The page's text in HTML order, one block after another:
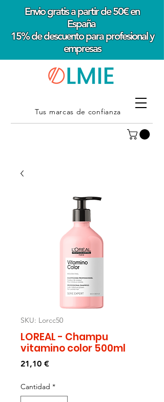
Envio gratis a partir de 50€ en
España
15% de descuento para profesional y
empresas
Tus marcas de confianza
SKU: Lorcc50
LOREAL - Champu
vitamino color 500ml
21,10 €Precio
Cantidad *